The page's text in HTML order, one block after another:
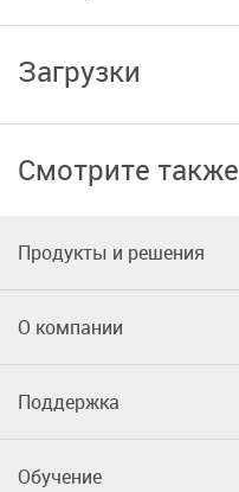
Загрузки
Смотрите также
Продукты и решения
О компании
Поддержка
Обучение